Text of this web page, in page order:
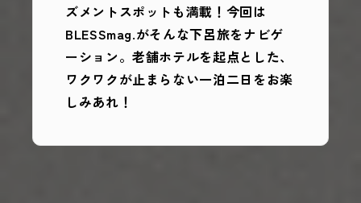
ズメントスポットも満載！今回は
BLESSmag.がそんな下呂旅をナビゲ
ーション。老舗ホテルを起点とした、
ワクワクが止まらない一泊二日をお楽
しみあれ！